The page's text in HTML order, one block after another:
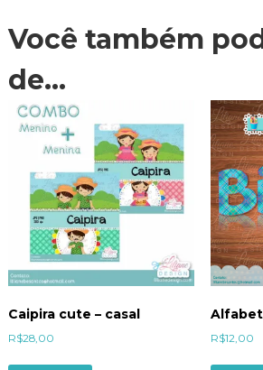
Você também
de…
Caipira cute – casal
R$28,00 R$12,00